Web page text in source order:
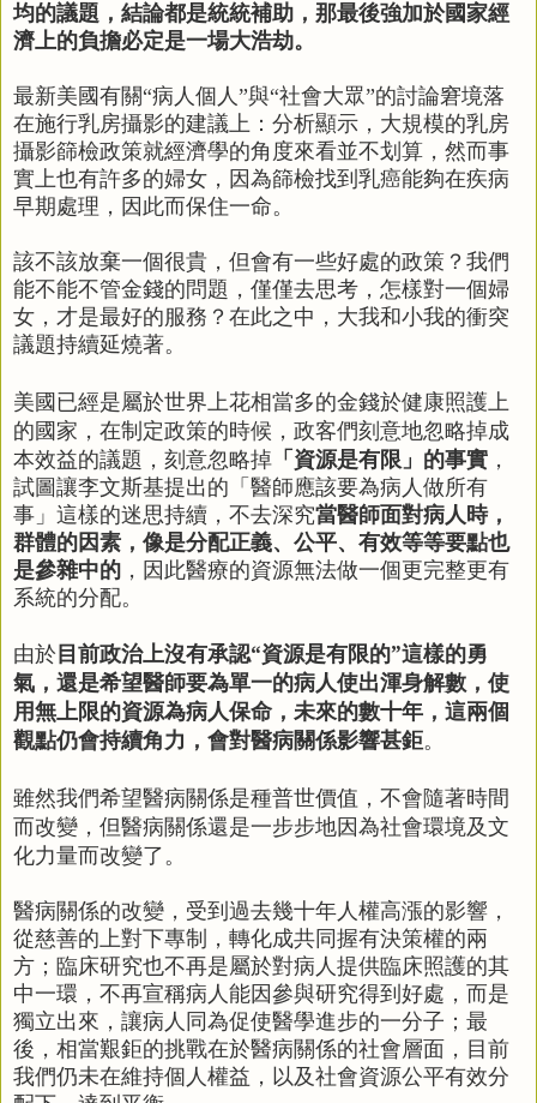
均的議題，結論都是統統補助，那最後強加於國家經
濟上的負擔必定是一場大浩劫。
最新美國有關“病人個人”與“社會大眾”的討論窘境落
在施行乳房攝影的建議上：分析顯示，大規模的乳房
攝影篩檢政策就經濟學的角度來看並不划算，然而事
實上也有許多的婦女，因為篩檢找到乳癌能夠在疾病
早期處理，因此而保住一命。
該不該放棄一個很貴，但會有一些好處的政策？我們
能不能不管金錢的問題，僅僅去思考，怎樣對一個婦
女，才是最好的服務？在此之中，大我和小我的衝突
議題持續延燒著。
美國已經是屬於世界上花相當多的金錢於健康照護上
的國家，在制定政策的時候，政客們刻意地忽略掉成
本效益的議題，刻意忽略掉 「資源是有限」 的事實 ，
試圖讓李文斯基提出的「醫師應該要為病人做所有
事」這樣的迷思持續，不去深究當醫師面對病人時，
群體的因素，像是分配正義、公平、有效等等要點也
是參雜中的 ，因此醫療的資源無法做一個更完整更有
系統的分配。
由於目前政治上沒有承認“資源是有限的”這樣的勇
氣，還是希望醫師要為單一的病人使出渾身解數，使
用無上限的資源為病人保命，未來的數十年，這兩個
觀點仍會持續角力，會對醫病關係影響甚鉅。
雖然我們希望醫病關係是種普世價值 ，不會隨著時間
而改變，但醫病關係還是一步步地因為社會環境及文
化力量而改變了。
醫病關係的改變，受到過去幾十年人權高漲的影響，
從慈善的上對下專制，轉化成共同握有決策權的兩
方；臨床研究也不再是屬於對病人提供臨床照護的其
中一環，不再宣稱病人能因參與研究得到好處，而是
獨立出來，讓病人同為促使醫學進步的一分子；最
後，相當艱鉅的挑戰在於醫病關係的社會層面，目前
我們仍未在維持個人權益，以及社會資源公平有效分